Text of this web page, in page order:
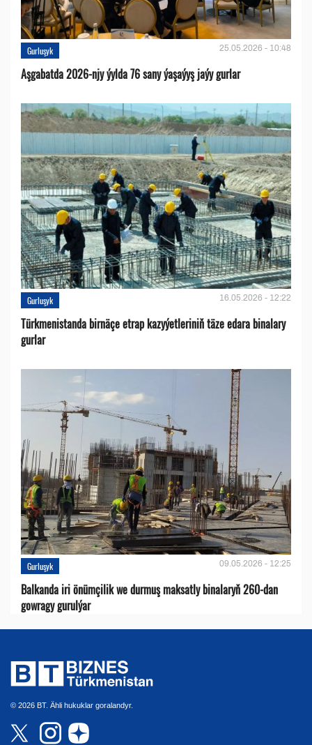
Gurluşyk 25.05.2026 - 10:48
Aşgabatda 2026-njy ýylda 76 sany ýaşaýyş jaýy gurlar
Gurluşyk 16.05.2026 - 12:22
Türkmenistanda birnäçe etrap kazyýetleriniň täze edara binalary
gurlar
Gurluşyk 09.05.2026 - 12:25
Balkanda iri önümçilik we durmuş maksatly binalaryň 260-dan
gowragy gurulýar
© 2026 BT. Ähli hukuklar goralandyr.